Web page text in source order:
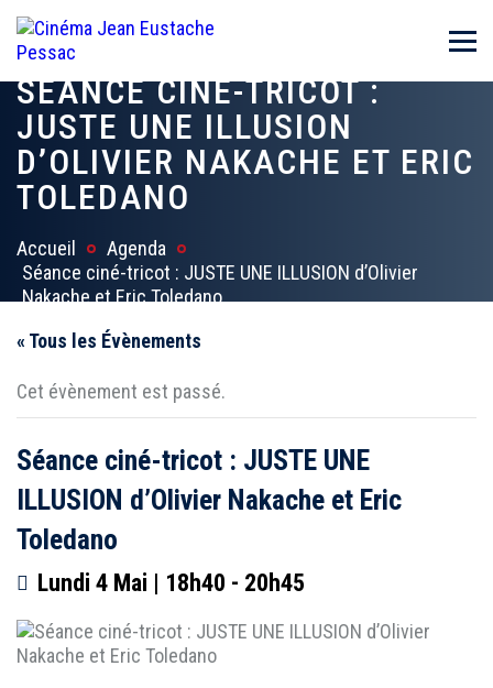
SÉANCE CINÉ-TRICOT :
JUSTE UNE ILLUSION
D’OLIVIER NAKACHE ET ERIC
TOLEDANO
Accueil
Agenda
Séance ciné-tricot : JUSTE UNE ILLUSION d’Olivier
Nakache et Eric Toledano
« Tous les Évènements
Cet évènement est passé.
Séance ciné-tricot : JUSTE UNE
ILLUSION d’Olivier Nakache et Eric
Toledano
Lundi 4 Mai | 18h40 - 20h45